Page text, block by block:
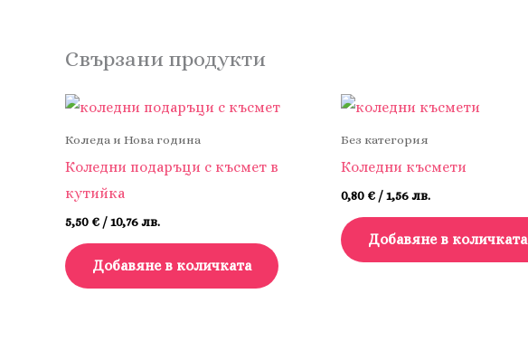
Свързани продукти
Коледа и Нова година
Коледни подаръци с късмет в
кутийка
5,50 € / 10,76 лв.
Добавяне в количката
Без категория
Коледни късмети
0,80 € / 1,56 лв.
Добавяне в количката